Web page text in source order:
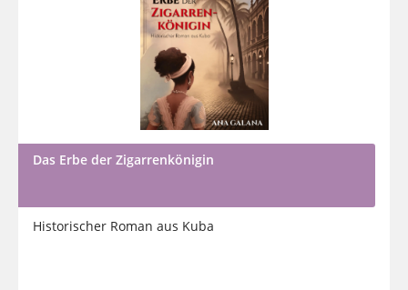
Das Erbe der Zigarrenkönigin
Historischer Roman aus Kuba